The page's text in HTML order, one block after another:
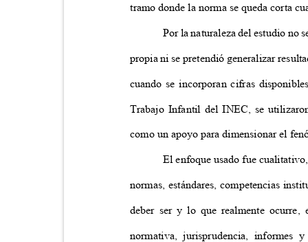
tramo donde la norma se queda corta
Por la naturaleza del estudio no
propia ni se pretendió generalizar
cuando se incorporan cifras
Trabajo Infantil del INEC, se
como un apoyo para dimensionar el
El enfoque usado fue
normas, estándares, competencias
deber ser y lo que realmente
normativa, jurisprudencia,